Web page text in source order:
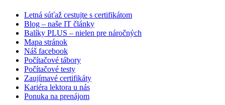
Letná súťaž cestujte s certifikátom
Blog – naše IT články
Balíky PLUS – nielen pre náročných
Mapa stránok
Náš facebook
Počítačové tábory
Počítačové testy
Zaujímavé certifikáty
Kariéra lektora u nás
Ponuka na prenájom